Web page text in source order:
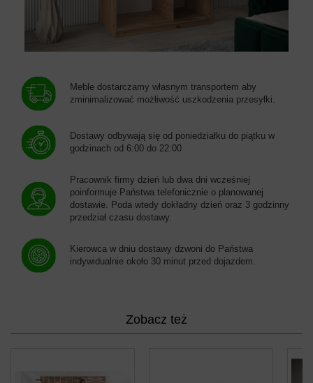
Meble dostarczamy własnym transportem aby
zminimalizować możłiwość uszkodzenia przesyłki.
Dostawy odbywają się od poniedziałku do piątku w
godzinach od 6:00 do 22:00
Pracownik firmy dzień lub dwa dni wcześniej
poinformuje Państwa telefonicznie o planowanej
dostawie. Poda wtedy dokładny dzień oraz 3 godzinny
przedział czasu dostawy.
Kierowca w dniu dostawy dzwoni do Państwa
indywidualnie około 30 minut przed dojazdem.
Zobacz też